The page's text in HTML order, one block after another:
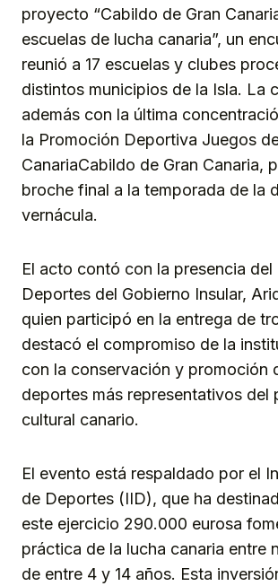
proyecto “Cabildo de Gran
escuelas de lucha canaria”, un
reunió a 17 escuelas y clubes
distintos municipios de la Isla. La
además con la última
la Promoción Deportiva Juegos
CanariaCabildo de Gran Canaria,
broche final a la temporada de la
vernácula.
El acto contó con la presencia
Deportes del Gobierno Insular,
quien participó en la entrega de
destacó el compromiso de la
con la conservación y promoción
deportes más representativos del
cultural canario.
El evento está respaldado por el
de Deportes (IID), que ha
este ejercicio 290.000 eurosa
práctica de la lucha canaria entre
de entre 4 y 14 años. Esta